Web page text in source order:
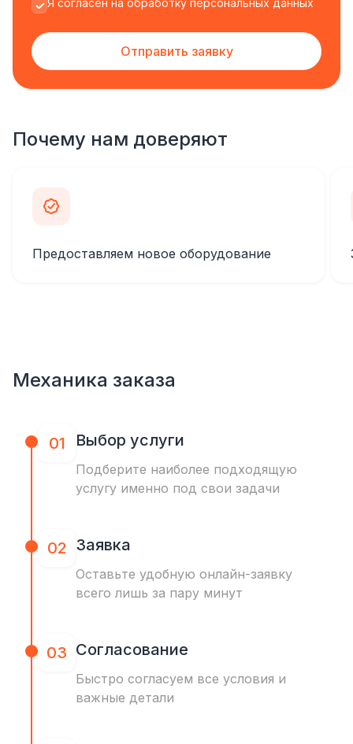
Я согласен на обработку персональных данных
Отправить заявку
Почему нам доверяют
Предоставляем новое оборудование
Механика заказа
01 Выбор услуги
Подберите наиболее подходящую
услугу именно под свои задачи
02 Заявка
Оставьте удобную онлайн-заявку
всего лишь за пару минут
03 Согласование
Быстро согласуем все условия и
важные детали